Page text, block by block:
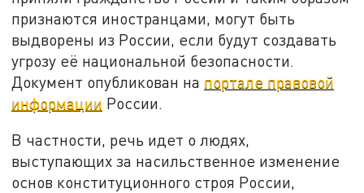
признаются иностранцами, могут быть
выдворены из России, если будут создавать
угрозу её национальной безопасности.
Документ опубликован на портале правовой
информации России.
В частности, речь идет о людях,
выступающих за насильственное изменение
основ конституционного строя России,